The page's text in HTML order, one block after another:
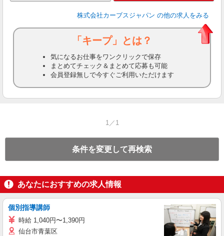
株式会社カーブスジャパン の他の求人をみる
「キープ」とは？
気になるお仕事をワンクリックで保存
まとめてチェック＆まとめて応募も可能
会員登録無しで今すぐご利用いただけます
1／1
条件を変更して再検索
あなたにおすすめの求人情報
個別指導講師
時給 1,040円〜1,390円
仙台市青葉区